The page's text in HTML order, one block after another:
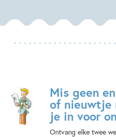
Mis geen
of nieuwtje
je in voor
Ontvang elke twee